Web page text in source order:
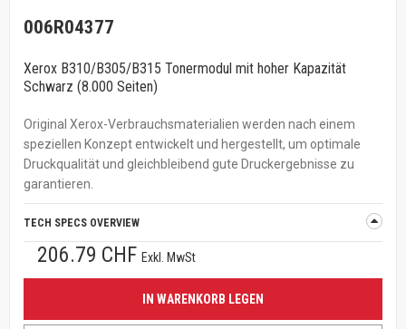
006R04377
Xerox B310/B305/B315 Tonermodul mit hoher Kapazität
Schwarz (8.000 Seiten)
Original Xerox-Verbrauchsmaterialien werden nach einem
speziellen Konzept entwickelt und hergestellt, um optimale
Druckqualität und gleichbleibend gute Druckergebnisse zu
garantieren.
TECH SPECS OVERVIEW
206.79 CHF Exkl. MwSt
IN WARENKORB LEGEN